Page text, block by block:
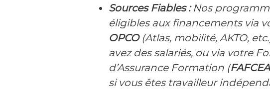
Sources Fiables :Nos
éligibles aux financements via
OPCO(Atlas, mobilité, AKTO,
avez des salariés, ou via votre
d’Assurance Formation (
si vous êtes travailleur